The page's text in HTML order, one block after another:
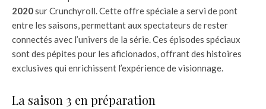
2020sur Crunchyroll. Cette offre spéciale a servi de pont
entre les saisons, permettant aux spectateurs de rester
connectés avec l’univers de la série. Ces épisodes spéciaux
sont des pépites pour les aficionados, offrant des histoires
exclusives qui enrichissent l’expérience de visionnage.
La saison 3 en préparation